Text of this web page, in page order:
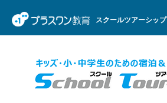
スクールツアーシップ